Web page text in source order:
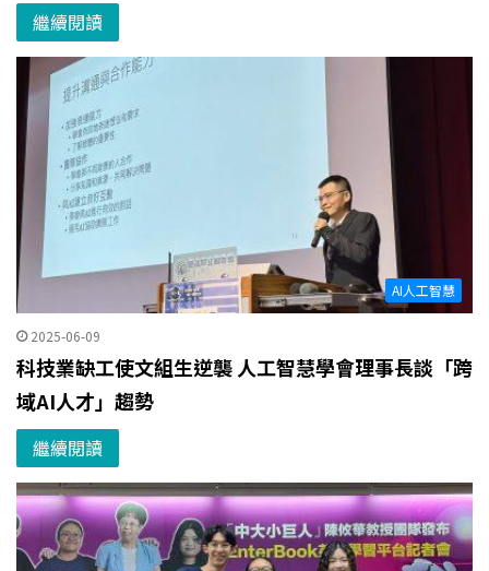
繼續閱讀
AI人工智慧
2025-06-09
科技業缺工使文組生逆襲 人工智慧學會理事長談「跨
域AI人才」趨勢
繼續閱讀